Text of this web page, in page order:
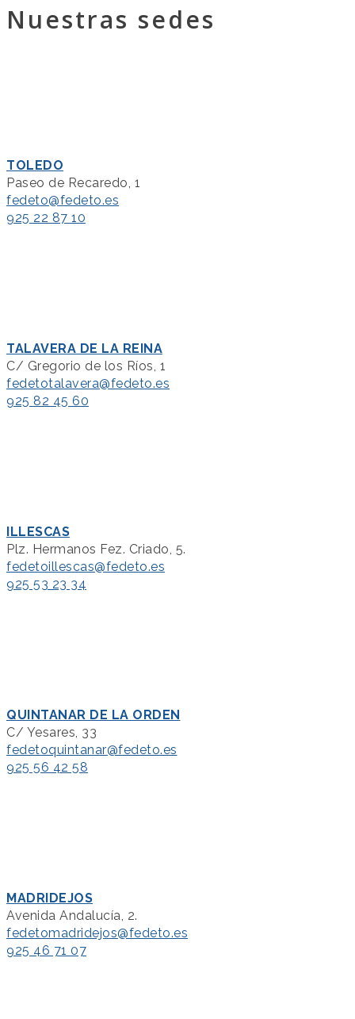
Nuestras sedes
TOLEDO
Paseo de Recaredo, 1
fedeto@fedeto.es
925 22 87 10
TALAVERA DE LA REINA
C/ Gregorio de los Ríos, 1
fedetotalavera@fedeto.es
925 82 45 60
ILLESCAS
Plz. Hermanos Fez. Criado, 5.
fedetoillescas@fedeto.es
925 53 23 34
QUINTANAR DE LA ORDEN
C/ Yesares, 33
fedetoquintanar@fedeto.es
925 56 42 58
MADRIDEJOS
Avenida Andalucía, 2.
fedetomadridejos@fedeto.es
925 46 71 07